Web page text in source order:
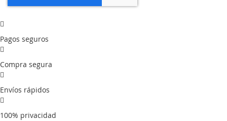
Pagos seguros
Compra segura
Envíos rápidos
100% privacidad